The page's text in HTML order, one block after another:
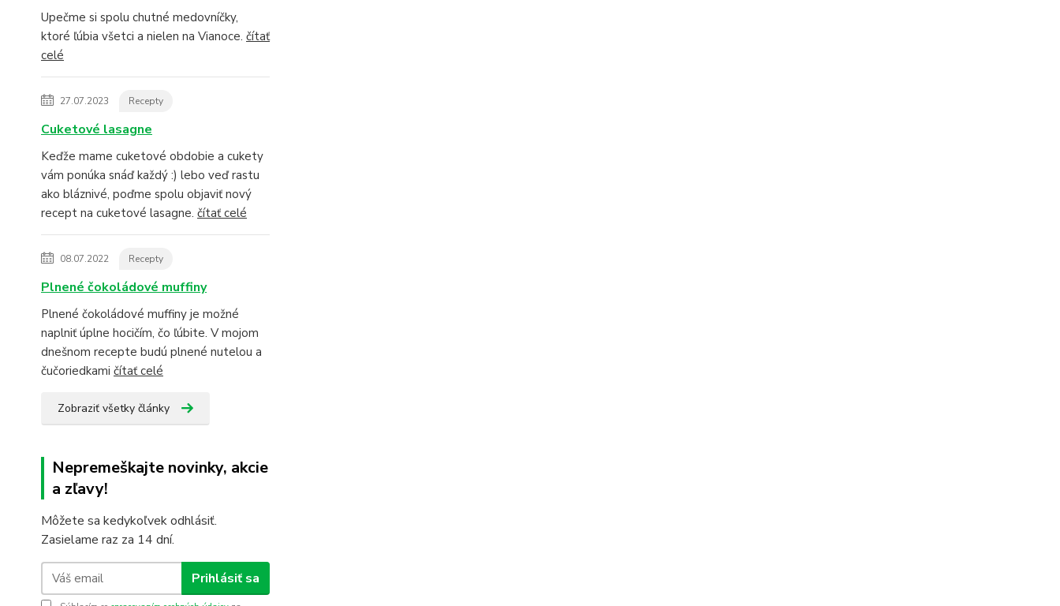
Upečme si spolu chutné medovníčky,
ktoré ľúbia všetci a nielen na Vianoce. čítať
celé
27.07.2023 Recepty
Cuketové lasagne
Keďže mame cuketové obdobie a cukety
vám ponúka snáď každý :) lebo veď rastu
ako bláznivé, poďme spolu objaviť nový
recept na cuketové lasagne. čítať celé
08.07.2022 Recepty
Plnené čokoládové muffiny
Plnené čokoládové muffiny je možné
naplniť úplne hocičím, čo ľúbite. V mojom
dnešnom recepte budú plnené nutelou a
čučoriedkami čítať celé
Zobraziť všetky články
Nepremeškajte novinky, akcie
a zľavy!
Môžete sa kedykoľvek odhlásiť.
Zasielame raz za 14 dní.
Prihlásiť sa